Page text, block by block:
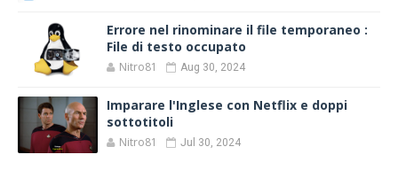
Errore nel rinominare il file temporaneo :
File di testo occupato
Nitro81 Aug 30, 2024
Imparare l'Inglese con Netflix e doppi
sottotitoli
Nitro81 Jul 30, 2024